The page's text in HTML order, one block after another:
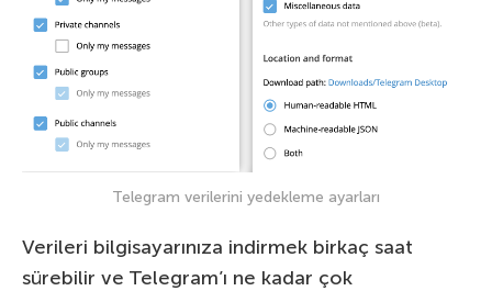
Telegram verilerini yedekleme ayarları
Verileri bilgisayarınıza indirmek birkaç saat
sürebilir ve Telegram’ı ne kadar çok